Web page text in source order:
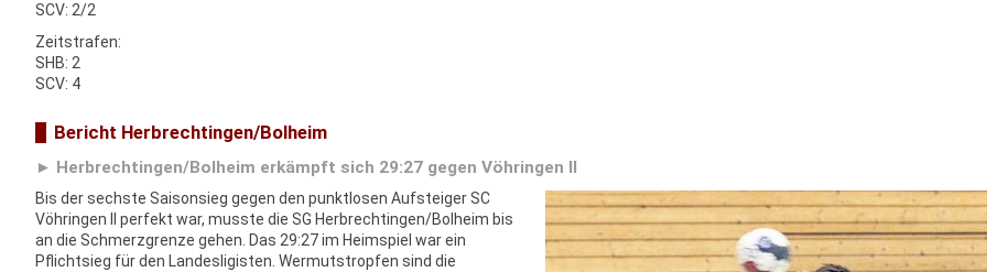
SCV: 2/2
Zeitstrafen:
SHB: 2
SCV: 4
Bericht Herbrechtingen/Bolheim
Herbrechtingen/Bolheim erkämpft sich 29:27 gegen Vöhringen II
Bis der sechste Saisonsieg gegen den punktlosen Aufsteiger SC
Vöhringen II perfekt war, musste die SG Herbrechtingen/Bolheim bis
an die Schmerzgrenze gehen. Das 29:27 im Heimspiel war ein
Pflichtsieg für den Landesligisten. Wermutstropfen sind die